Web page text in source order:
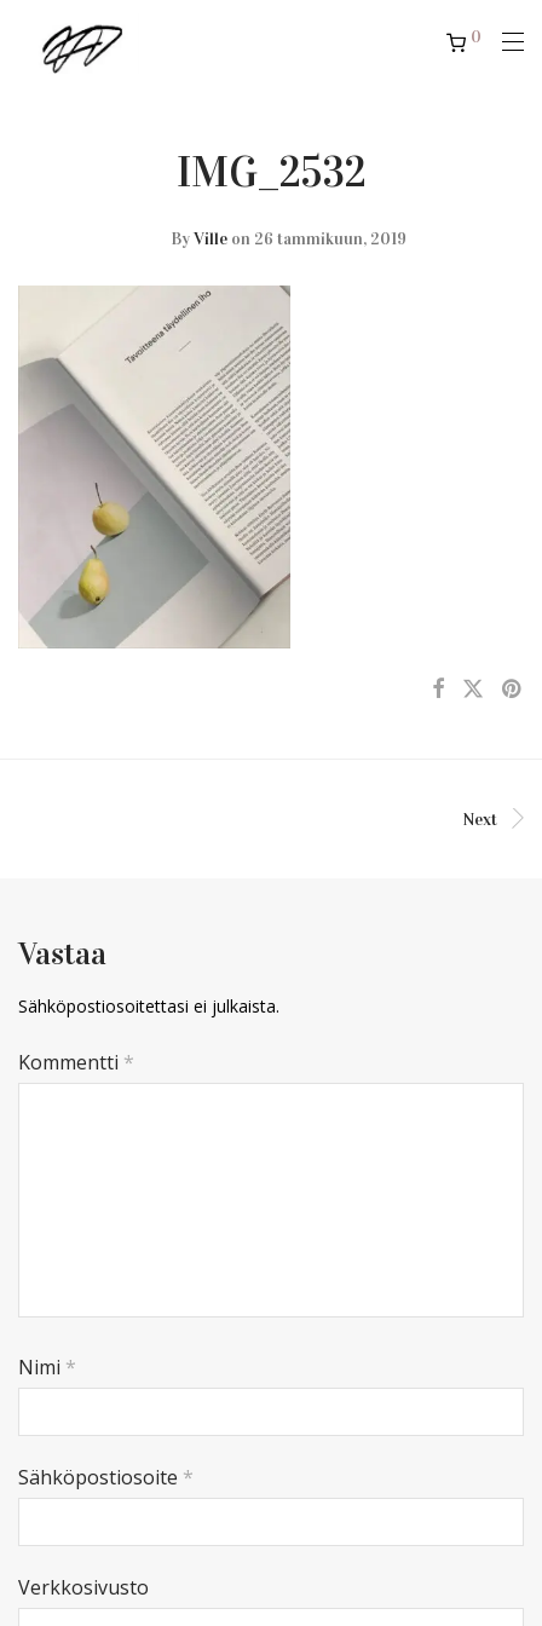
0
IMG_2532
ByVille on 26 tammikuun, 2019
Next
Vastaa
Sähköpostiosoitettasi ei julkaista.
Kommentti *
Nimi *
Sähköpostiosoite *
Verkkosivusto